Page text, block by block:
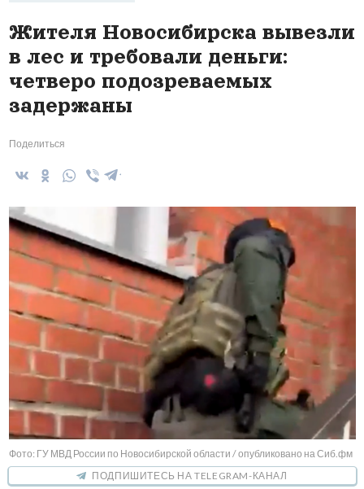
Жителя Новосибирска вывезли
в лес и требовали деньги:
четверо подозреваемых
задержаны
Поделиться
Фото: ГУ МВД России по Новосибирской области / опубликовано на Сиб.фм
ПОДПИШИТЕСЬ НА TELEGRAM-КАНАЛ